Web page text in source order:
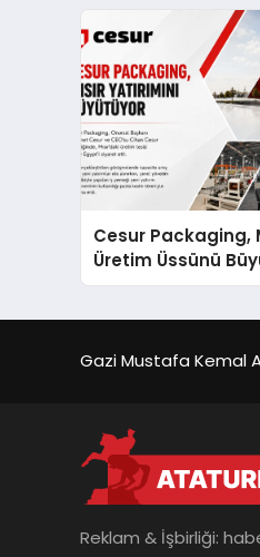
Cesur Packaging,
Üretim Üssünü
Gazi Mustafa Kemal
Reklam & İşbirliği: